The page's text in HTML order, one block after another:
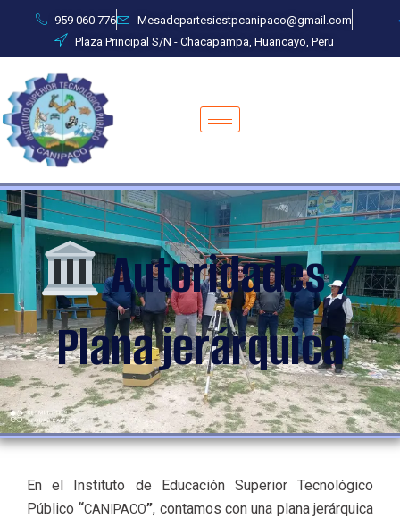
959 060 776
Mesadepartesiestpcanipaco@gmail.com
Plaza Principal S/N - Chacapampa, Huancayo, Peru
Autoridades /
Plana jerárquica
En el Instituto de Educación Superior Tecnológico
Público “CANIPACO”, contamos con una plana jerárquica